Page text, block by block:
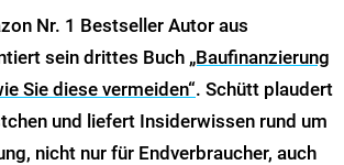
Nr. 1 Bestseller Autor aus
sein drittes Buch „Baufinanzierung
Sie diese vermeiden“. Schütt plaudert
und liefert Insiderwissen rund um
nicht nur für Endverbraucher, auch